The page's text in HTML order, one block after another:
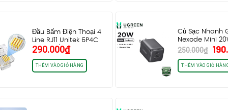
Đầu Bấm Điện Thoại 4
Line RJ11 Unitek 6P4C
OT26TP (hộp…
290.000₫
THÊM VÀO GIỎ HÀNG
Củ Sạc Nhanh
Nexode Mini
Ugreen 55533…
250.000₫
Giá
gốc
là:
THÊM VÀO GIỎ